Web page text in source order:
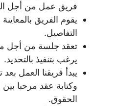
فريق عمل من أجل
يقوم الفريق
التفاصيل.
تعقد جلسة من أجل
يرغب بتنفيذ بالتحديد.
يبدأ فريقنا العمل
وكتابة عقد مرحبا
الحقوق.